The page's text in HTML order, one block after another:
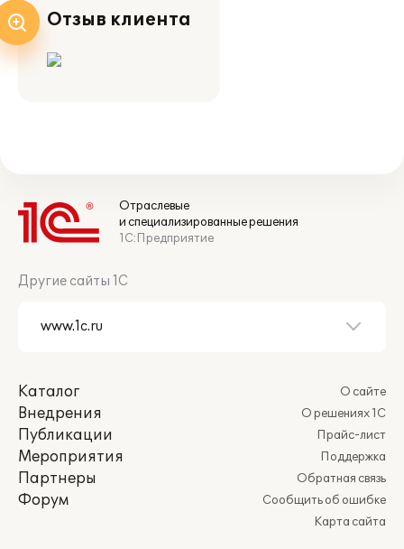
Отзыв клиента
Отраслевые
и специализированные решения
1С:Предприятие
Другие сайты 1С
Каталог
Внедрения
Публикации
Мероприятия
Партнеры
Форум
О сайте
О решениях 1С
Прайс-лист
Поддержка
Обратная связь
Сообщить об ошибке
Карта сайта